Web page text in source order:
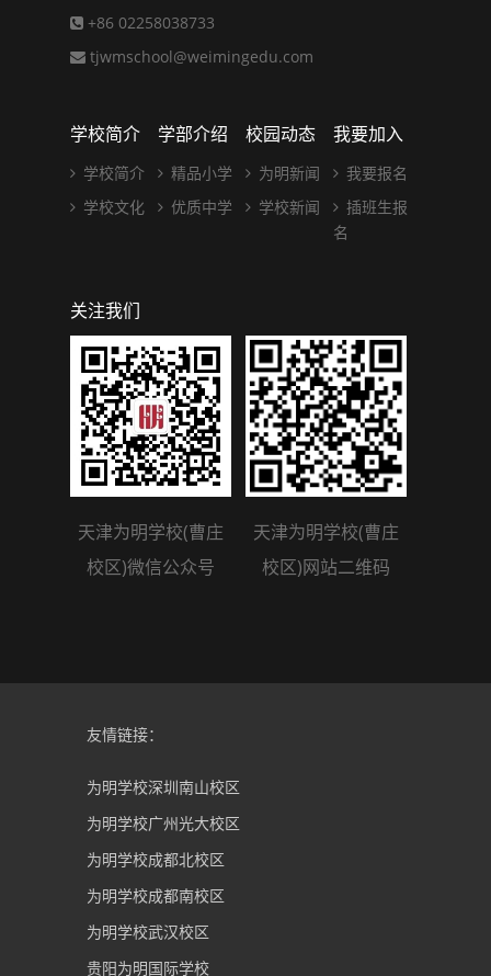
+86 02258038733
tjwmschool@weimingedu.com
学校简介
学校简介
学校文化
学部介绍
精品小学
优质中学
校园动态
为明新闻
学校新闻
我要加入
我要报名
插班生报
名
关注我们
天津为明学校(曹庄
校区)微信公众号
天津为明学校(曹庄
校区)网站二维码
友情链接：
为明学校深圳南山校区
为明学校广州光大校区
为明学校成都北校区
为明学校成都南校区
为明学校武汉校区
贵阳为明国际学校